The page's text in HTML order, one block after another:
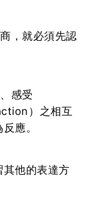
，就必須先認
感受
）之相互
應。
其他的表達方